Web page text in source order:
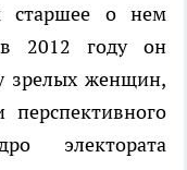
старшее о нем
в 2012 году он
зрелых женщин,
электората